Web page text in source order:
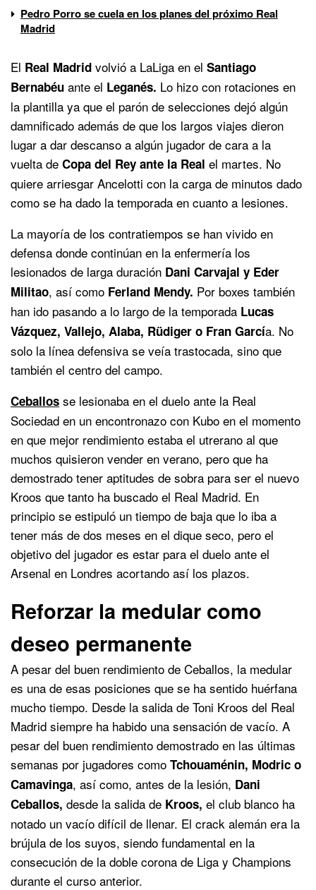
Pedro Porro se cuela en los planes del próximo Real
Madrid
El Real Madrid volvió a LaLiga en el Santiago
Bernabéu ante el Leganés. Lo hizo con rotaciones en
la plantilla ya que el parón de selecciones dejó algún
damnificado además de que los largos viajes dieron
lugar a dar descanso a algún jugador de cara a la
vuelta de Copa del Rey ante la Real el martes. No
quiere arriesgar Ancelotti con la carga de minutos dado
como se ha dado la temporada en cuanto a lesiones.
La mayoría de los contratiempos se han vivido en
defensa donde continúan en la enfermería los
lesionados de larga duración Dani Carvajal y Eder
Militao, así como Ferland Mendy. Por boxes también
han ido pasando a lo largo de la temporada Lucas
Vázquez, Vallejo, Alaba, Rüdiger o Fran García. No
solo la línea defensiva se veía trastocada, sino que
también el centro del campo.
Ceballos se lesionaba en el duelo ante la Real
Sociedad en un encontronazo con Kubo en el momento
en que mejor rendimiento estaba el utrerano al que
muchos quisieron vender en verano, pero que ha
demostrado tener aptitudes de sobra para ser el nuevo
Kroos que tanto ha buscado el Real Madrid. En
principio se estipuló un tiempo de baja que lo iba a
tener más de dos meses en el dique seco, pero el
objetivo del jugador es estar para el duelo ante el
Arsenal en Londres acortando así los plazos.
Reforzar la medular como
deseo permanente
A pesar del buen rendimiento de Ceballos, la medular
es una de esas posiciones que se ha sentido huérfana
mucho tiempo. Desde la salida de Toni Kroos del Real
Madrid siempre ha habido una sensación de vacío. A
pesar del buen rendimiento demostrado en las últimas
semanas por jugadores como Tchouaménin, Modric o
Camavinga, así como, antes de la lesión, Dani
Ceballos, desde la salida de Kroos, el club blanco ha
notado un vacío difícil de llenar. El crack alemán era la
brújula de los suyos, siendo fundamental en la
consecución de la doble corona de Liga y Champions
durante el curso anterior.